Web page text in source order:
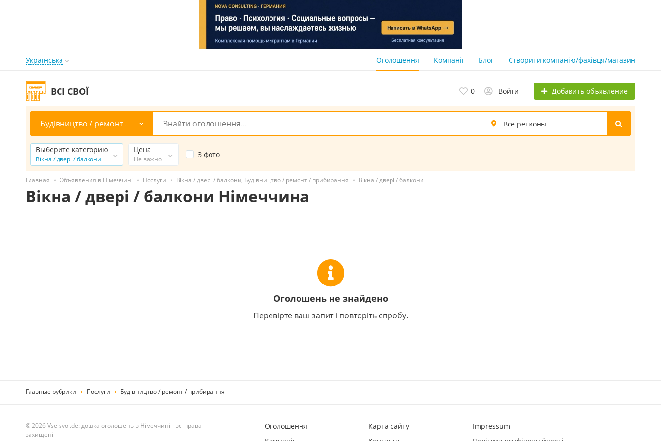
Українська Оголошення Компанії Блог Створити компанію/фахівця/магазин
ВСІ СВОЇ 0 Войти Добавить объявление
Будівництво / ремонт / прибирання
Выберите категорию
Вікна / двері / балкони
Цена
Не важно
З фото
Главная Объявления в Німеччині Послуги Вікна / двері / балкони, Будівництво / ремонт / прибирання Вікна / двері / балкони
Вікна / двері / балкони Німеччина
Оголошень не знайдено
Перевірте ваш запит і повторіть спробу.
Главные рубрики Послуги Будівництво / ремонт / прибирання
© 2026 Vse-svoi.de: дошка оголошень в Німеччині - всі права
захищені
Оголошення
Карта сайту
Impressum